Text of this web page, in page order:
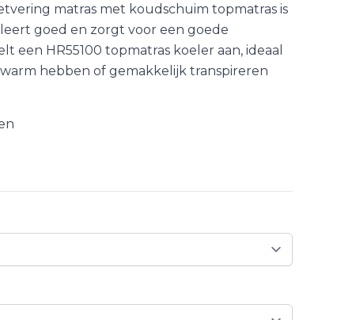
matras met koudschuim topmatras is
goed en zorgt voor een goede
een HR55100 topmatras koeler aan, ideaal
hebben of gemakkelijk transpireren